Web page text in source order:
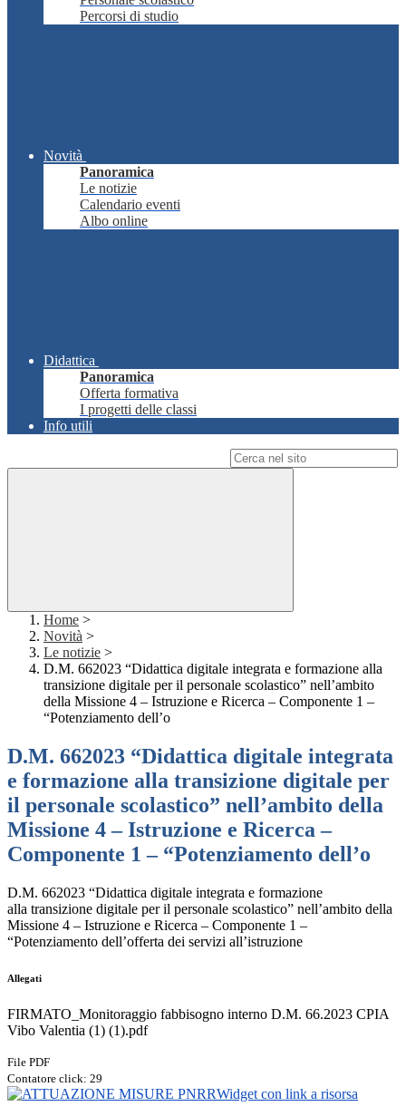
Percorsi di studio
Novità
Panoramica
Le notizie
Calendario eventi
Albo online
Didattica
Panoramica
Offerta formativa
I progetti delle classi
Info utili
Home >
Novità >
Le notizie >
D.M. 662023 “Didattica digitale integrata e formazione alla
transizione digitale per il personale scolastico” nell’ambito
della Missione 4 – Istruzione e Ricerca – Componente 1 –
“Potenziamento dell’o
D.M. 662023 “Didattica digitale integrata
e formazione alla transizione digitale per
il personale scolastico” nell’ambito della
Missione 4 – Istruzione e Ricerca –
Componente 1 – “Potenziamento dell’o
D.M. 662023 “Didattica digitale integrata e formazione
alla transizione digitale per il personale scolastico” nell’ambito della
Missione 4 – Istruzione e Ricerca – Componente 1 –
“Potenziamento dell’offerta dei servizi all’istruzione
Allegati
FIRMATO_Monitoraggio fabbisogno interno D.M. 66.2023 CPIA
Vibo Valentia (1) (1).pdf
File PDF
Contatore click: 29
Widget con link a risorsa